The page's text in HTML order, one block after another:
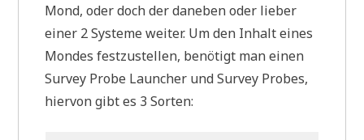
Mond, oder doch der daneben oder lieber
einer 2 Systeme weiter. Um den Inhalt eines
Mondes festzustellen, benötigt man einen
Survey Probe Launcher und Survey Probes,
hiervon gibt es 3 Sorten: